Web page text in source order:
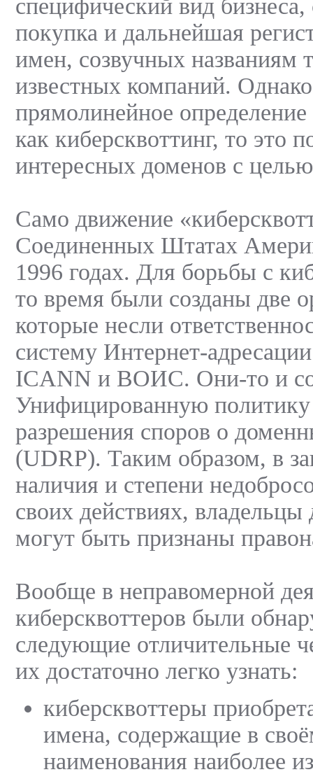
специфический вид бизнеса,
покупка и дальнейшая
имен, созвучных названиям
известных компаний.
прямолинейное
как киберсквоттинг, то это
интересных доменов с
Само движение
Соединенных Штатах
1996 годах. Для борьбы с
то время были созданы две
которые несли
систему Интернет-
ICANN и ВОИС. Они-то и
Унифицированную
разрешения споров о
(UDRP). Таким образом, в
наличия и степени
своих действиях,
могут быть признаны
Вообще в неправомерной
киберсквоттеров были
следующие отличительные
их достаточно легко узнать:
киберсквоттеры
имена, содержащие в
наименования наиболее